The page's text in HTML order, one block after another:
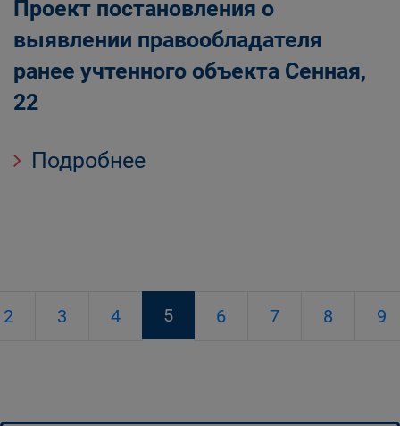
Проект постановления о
выявлении правообладателя
ранее учтенного объекта Сенная,
22
Подробнее
2 3 4 5 6 7 8 9